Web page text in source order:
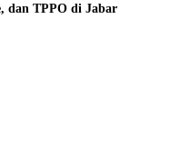
dan TPPO di Jabar